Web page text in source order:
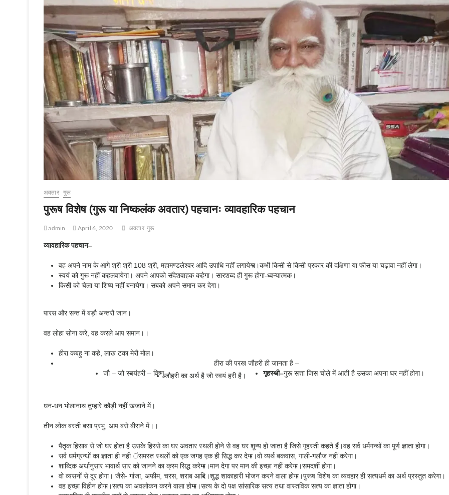
अवतार गुरू
पुरूष विशेष (गुरू या निष्कलंक अवतार) पहचानः व्यावहारिक पहचान
admin April 6, 2020 अवतार गुरू
व्यावहारिक पहचान–
वह अपने नाम के आगे श्री श्री 108 श्री, महामण्डलेश्वर आदि उपाधि नहीं लगायेगा।कभी किसी से किसी प्रकार की दक्षिणा या फीस या चढ़ावा नहीं लेगा।
स्वयं को गुरू नहीं कहलवायेगा। अपने आपको संदेशवाहक कहेगा। सारशब्द ही गुरू होगा-ध्वन्यात्मक।
किसी को चेला या शिष्य नहीं बनायेगा। सबको अपने समान कर देगा।
पारस और सन्त में बड़ौ अन्तरौ जान।
वह लोहा सोना करे, वह करले आप समान।।
हीरा कबहु ना कहे, लाख टका मेरौ मोल।
हीरा की परख जौहरी ही जानता है –
जौ – जो स्वयंहरी – विष्णुजौहरी का अर्थ है जो स्वयं हरी है। गृहस्थी–गुरू सत्ता जिस चोले में आती है उसका अपना घर नहीं होगा।
धन-धन भोलानाथ तुम्हारे कौड़ी नहीं खजाने में।
तीन लोक बस्ती बसा प्रभु, आप बसे बीराने में।।
पैतृक हिसाब से जो घर होता है उसके हिस्से का घर अवतार स्थली होने से वह घर शून्य हो जाता है जिसे गृहस्ती कहते हैं।वह सर्व धर्मगन्थों का पूर्ण ज्ञाता होगा।
सर्व धर्मग्रन्थों का ज्ञाता ही नही ंसमस्त स्थलों को एक जगह एक ही सिद्ध कर देगा।वो व्यर्थ बकवास, गाली-गलौज नहीं करेगा।
शाब्दिक अर्थानुसार भावार्थ सार को जानने का क्रम सिद्ध करेगा।मान देगा पर मान की इच्छा नहीं करेगा।समदर्शी होगा।
वो व्यसनों से दूर होगा। जैसे- गांजा, अफीम, चरस, शराब आदि।शुद्ध शाकाहारी भोजन करने वाला होगा।पुरूष विशेष का व्यवहार ही सत्यधर्म का अर्थ प्रस्तुत करेगा।
वह इच्छा विहीन होगा।सत्य का अवलोकन करने वाला होगा।सत्य के दो पक्ष सांसारिक सत्य तथा वास्तविक सत्य का ज्ञाता होगा।